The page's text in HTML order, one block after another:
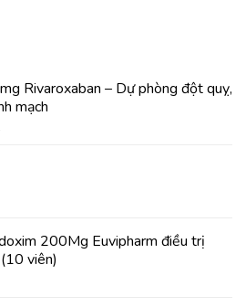
Rivaroxaban – Dự phòng đột quỵ,
mạch
200Mg Euvipharm điều trị
viên)